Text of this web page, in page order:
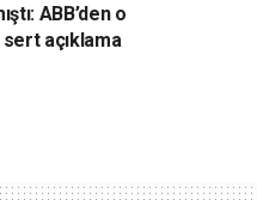
ABB’den o
açıklama